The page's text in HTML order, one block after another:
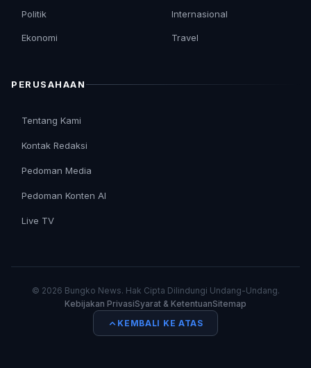
Politik
Ekonomi
Internasional
Travel
PERUSAHAAN
Tentang Kami
Kontak Redaksi
Pedoman Media
Pedoman Konten AI
Live TV
© 2026 Bungko News. Hak Cipta Dilindungi Undang-Undang.
Kebijakan PrivasiSyarat & KetentuanSitemap
KEMBALI KE ATAS